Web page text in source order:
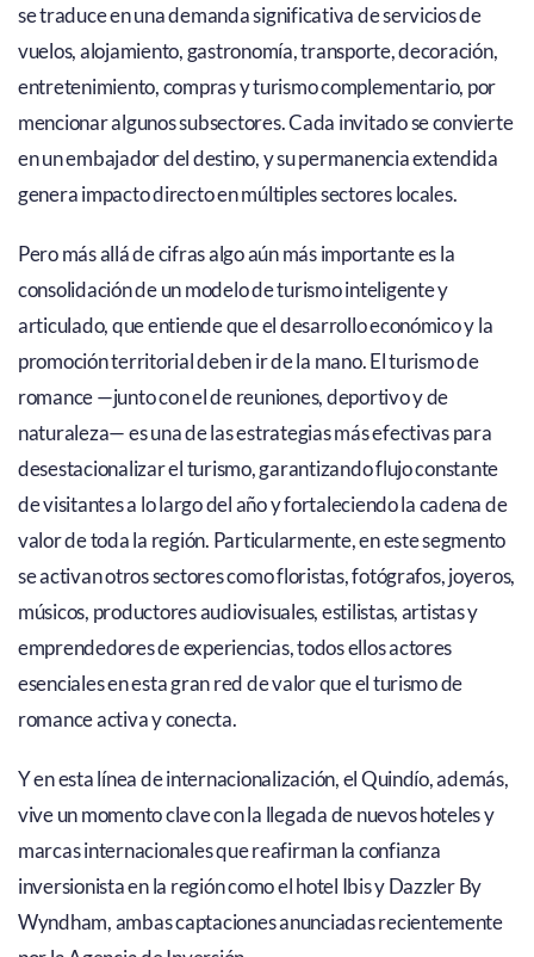
se traduce en una demanda significativa de servicios de
vuelos, alojamiento, gastronomía, transporte, decoración,
entretenimiento, compras y turismo complementario, por
mencionar algunos subsectores. Cada invitado se convierte
en un embajador del destino, y su permanencia extendida
genera impacto directo en múltiples sectores locales.
Pero más allá de cifras algo aún más importante es la
consolidación de un modelo de turismo inteligente y
articulado, que entiende que el desarrollo económico y la
promoción territorial deben ir de la mano. El turismo de
romance —junto con el de reuniones, deportivo y de
naturaleza— es una de las estrategias más efectivas para
desestacionalizar el turismo, garantizando flujo constante
de visitantes a lo largo del año y fortaleciendo la cadena de
valor de toda la región. Particularmente, en este segmento
se activan otros sectores como floristas, fotógrafos, joyeros,
músicos, productores audiovisuales, estilistas, artistas y
emprendedores de experiencias, todos ellos actores
esenciales en esta gran red de valor que el turismo de
romance activa y conecta.
Y en esta línea de internacionalización, el Quindío, además,
vive un momento clave con la llegada de nuevos hoteles y
marcas internacionales que reafirman la confianza
inversionista en la región como el hotel Ibis y Dazzler By
Wyndham, ambas captaciones anunciadas recientemente